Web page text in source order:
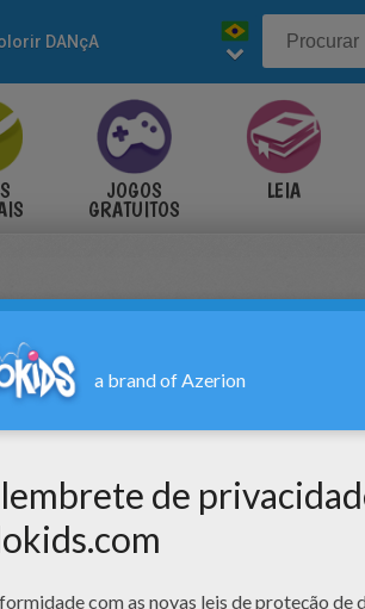
DANçA
JOGOS
GRATUITOS
LEIA
FAZENDO UMA